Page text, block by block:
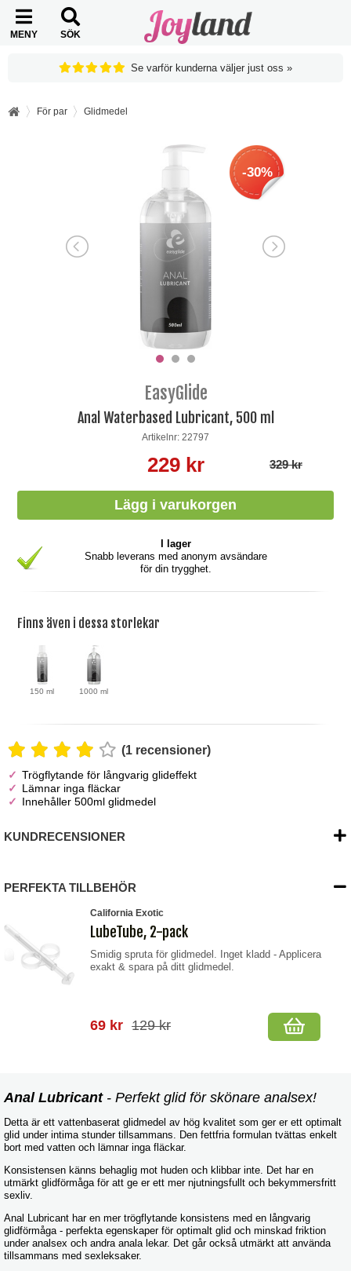
MENY SÖK
Se varför kunderna väljer just oss »
För par Glidmedel
-30%
EasyGlide
Anal Waterbased Lubricant, 500 ml
Artikelnr: 22797
229 kr 329 kr
I lager
Snabb leverans med anonym avsändare
för din trygghet.
Finns även i dessa storlekar
150 ml 1000 ml
(1 recensioner)
Trögflytande för långvarig glideffekt
Lämnar inga fläckar
Innehåller 500ml glidmedel
KUNDRECENSIONER
PERFEKTA TILLBEHÖR
California Exotic
LubeTube, 2-pack
Smidig spruta för glidmedel. Inget kladd - Applicera
exakt & spara på ditt glidmedel.
69 kr 129 kr
Anal Lubricant- Perfekt glid för skönare analsex!
Detta är ett vattenbaserat glidmedel av hög kvalitet som ger er ett optimalt
glid under intima stunder tillsammans. Den fettfria formulan tvättas enkelt
bort med vatten och lämnar inga fläckar.
Konsistensen känns behaglig mot huden och klibbar inte. Det har en
utmärkt glidförmåga för att ge er ett mer njutningsfullt och bekymmersfritt
sexliv.
Anal Lubricant har en mer trögflytande konsistens med en långvarig
glidförmåga - perfekta egenskaper för optimalt glid och minskad friktion
under analsex och andra anala lekar. Det går också utmärkt att använda
tillsammans med sexleksaker.